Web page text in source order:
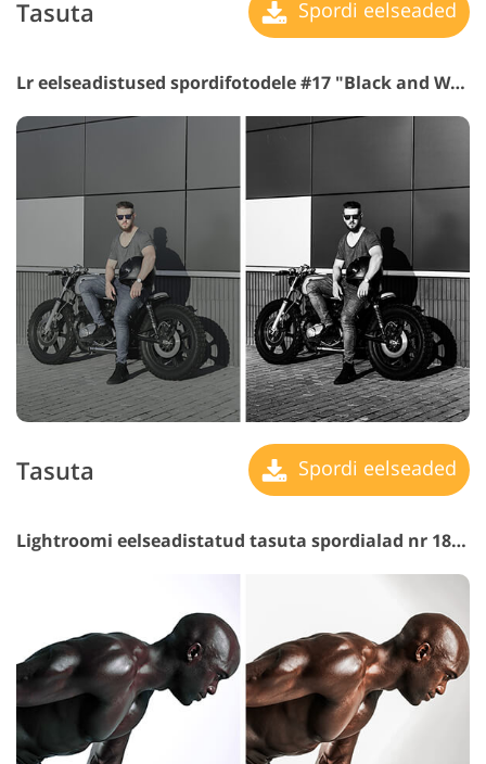
Tasuta Spordi eelseaded
Lr eelseadistused spordifotodele #17 "Black and White"
Tasuta Spordi eelseaded
Lightroomi eelseadistatud tasuta spordialad nr 18 "Wild"